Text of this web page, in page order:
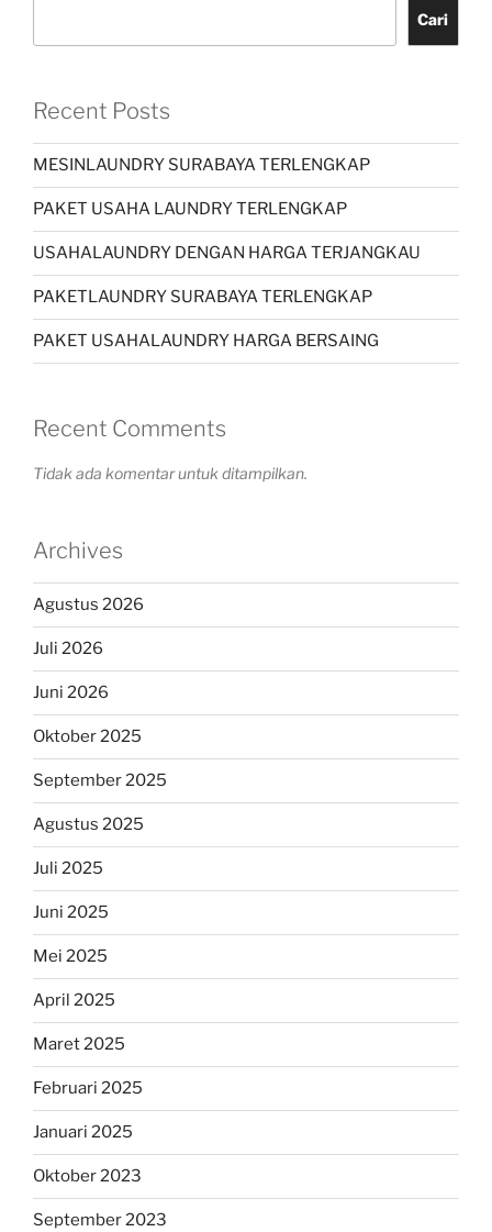
Cari
Recent Posts
MESINLAUNDRY SURABAYA TERLENGKAP
PAKET USAHA LAUNDRY TERLENGKAP
USAHALAUNDRY DENGAN HARGA TERJANGKAU
PAKETLAUNDRY SURABAYA TERLENGKAP
PAKET USAHALAUNDRY HARGA BERSAING
Recent Comments
Tidak ada komentar untuk ditampilkan.
Archives
Agustus 2026
Juli 2026
Juni 2026
Oktober 2025
September 2025
Agustus 2025
Juli 2025
Juni 2025
Mei 2025
April 2025
Maret 2025
Februari 2025
Januari 2025
Oktober 2023
September 2023